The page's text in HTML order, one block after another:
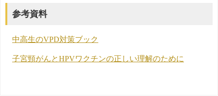
参考資料
中高生のVPD対策ブック
子宮頸がんとHPVワクチンの正しい理解のために